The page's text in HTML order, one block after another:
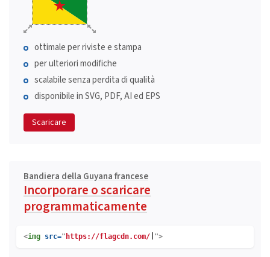
ottimale per riviste e stampa
per ulteriori modifiche
scalabile senza perdita di qualità
disponibile in SVG, PDF, AI ed EPS
Scaricare
Bandiera della Guyana francese
Incorporare o scaricare
programmaticamente
<img src=" https://flagcdn.com/ ">